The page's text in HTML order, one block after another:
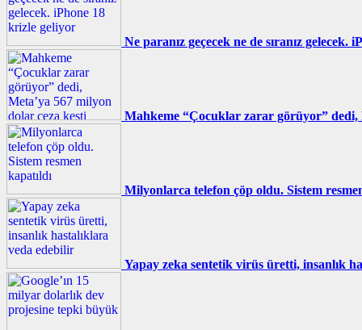
Ne paranız geçecek ne de sıranız gelecek.
Mahkeme “Çocuklar zarar görüyor” dedi,
Milyonlarca telefon çöp oldu. Sistem
Yapay zeka sentetik virüs üretti, insanlık